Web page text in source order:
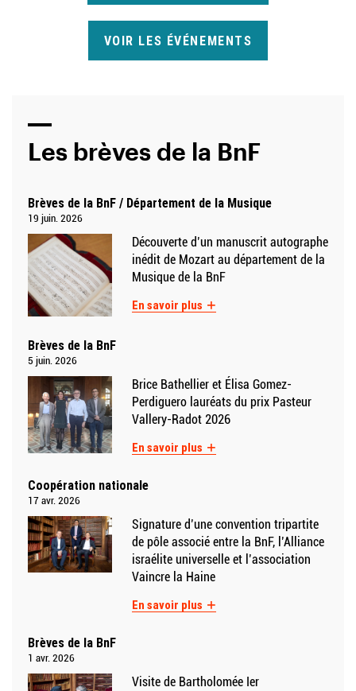
VOIR LES ÉVÉNEMENTS
Titre
actualités
Les brèves de la BnF
Brèves de la BnF / Département de la Musique
19 juin. 2026
Découverte d’un manuscrit autographe
inédit de Mozart au département de la
Musique de la BnF
En savoir plus
Brèves de la BnF
5 juin. 2026
Brice Bathellier et Élisa Gomez-
Perdiguero lauréats du prix Pasteur
Vallery-Radot 2026
En savoir plus
Coopération nationale
17 avr. 2026
Signature d’une convention tripartite
de pôle associé entre la BnF, l’Alliance
israélite universelle et l’association
Vaincre la Haine
En savoir plus
Brèves de la BnF
1 avr. 2026
Visite de Bartholomée Ier